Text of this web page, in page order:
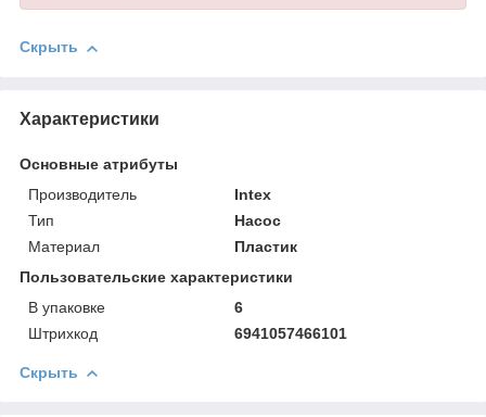
Скрыть
Характеристики
Основные атрибуты
Производитель
Intex
Тип
Насос
Материал
Пластик
Пользовательские характеристики
В упаковке
6
Штрихкод
6941057466101
Скрыть